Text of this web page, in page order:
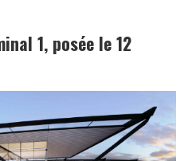
1, posée le 12